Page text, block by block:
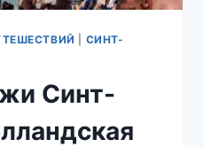
СИНТ-
Синт-